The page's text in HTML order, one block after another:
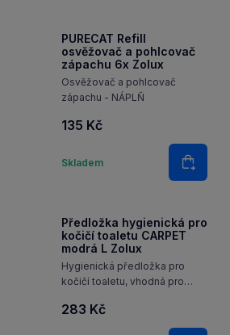
PURECAT Refill
osvěžovač a pohlcovač
zápachu 6x Zolux
Osvěžovač a pohlcovač
135 Kč
Předložka hygienická pro
kočičí toaletu CARPET
modrá L Zolux
Hygienická předložka pro